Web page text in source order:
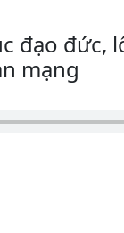
đạo đức,
mạng